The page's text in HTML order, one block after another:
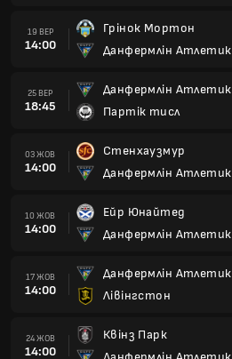
19 ВЕР
14:00
Грінок Мортон
Данфермлін Атлетик
25 ВЕР
18:45
Данфермлін Атлетик
Партік тисл
03 ЖОВ
14:00
Стенхаузмур
Данфермлін Атлетик
10 ЖОВ
14:00
Ейр Юнайтед
Данфермлін Атлетик
17 ЖОВ
14:00
Данфермлін Атлетик
Лівінгстон
24 ЖОВ
14:00
Квінз Парк